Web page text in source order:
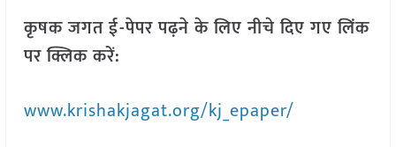
कृषक जगत ई-पेपर पढ़ने के लिए नीचे दिए गए लिंक
पर क्लिक करें:
www.krishakjagat.org/kj_epaper/